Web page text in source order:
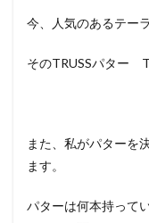
今、人気のあるテー
そのTRUSSパター
また、私がパターを
ます。
パターは何本持って